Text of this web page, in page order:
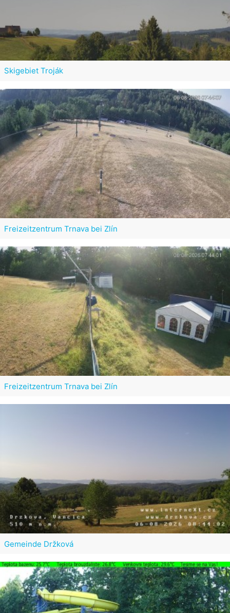
Skigebiet Troják
Freizeitzentrum Trnava bei Zlín
Freizeitzentrum Trnava bei Zlín
Gemeinde Držková